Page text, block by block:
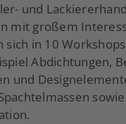
und
mit großem
in 10
Abdichtungen,
und